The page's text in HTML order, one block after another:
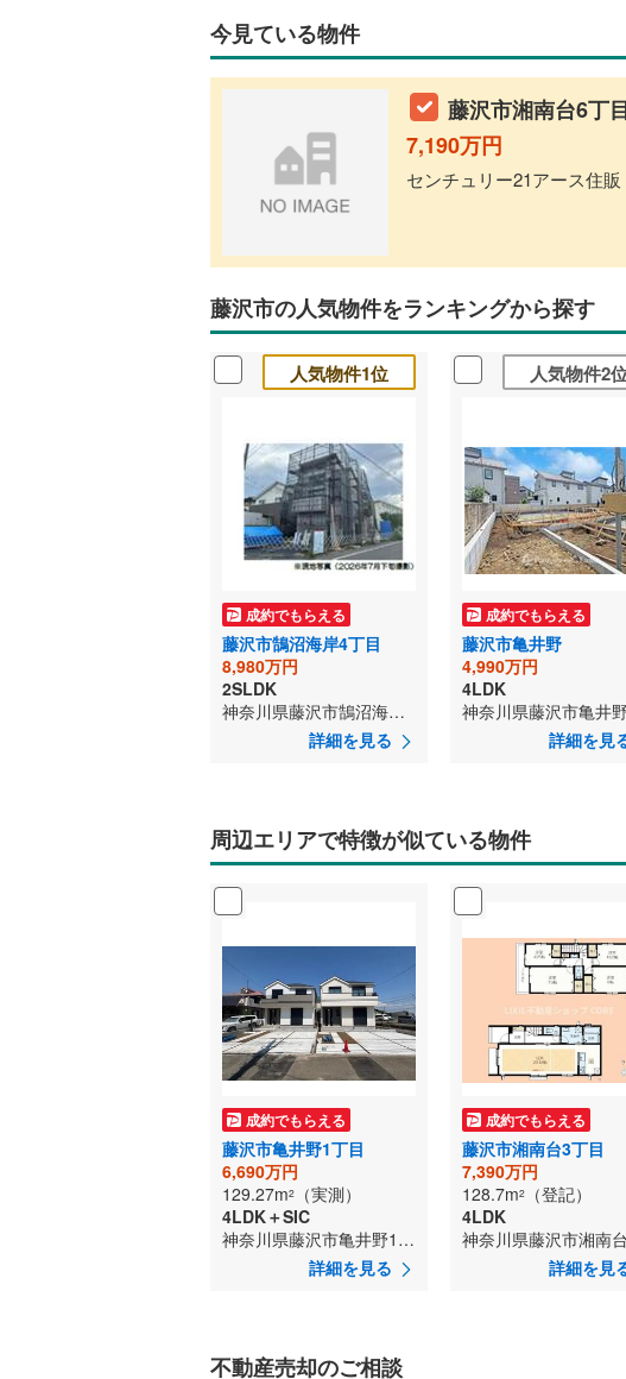
今見ている物件
藤沢市湘南台6丁目
7,190万円
センチュリー21アース住
藤沢市の人気物件をランキングから探す
人気物件1位
成約でもらえる
藤沢市鵠沼海岸4丁目
8,980万円
2SLDK
神奈川県藤沢市鵠沼海岸4丁目
詳細を見る
人気物件2
成約でもらえる
藤沢市亀井野
4,990万円
4LDK
神奈川県藤沢市亀井野
詳細を見
周辺エリアで特徴が似ている物件
成約でもらえる
藤沢市亀井野1丁目
6,690万円
129.27m2
（実測）
4LDK＋SIC
神奈川県藤沢市亀井野1丁目
詳細を見る
成約でもらえる
藤沢市湘南台3丁目
7,390万円
128.7m2
（登記）
4LDK
詳細を見
不動産売却のご相談